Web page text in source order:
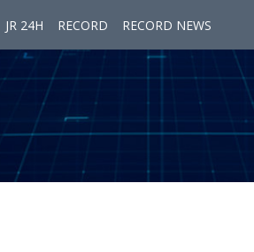
JR 24H RECORD RECORD NEWS